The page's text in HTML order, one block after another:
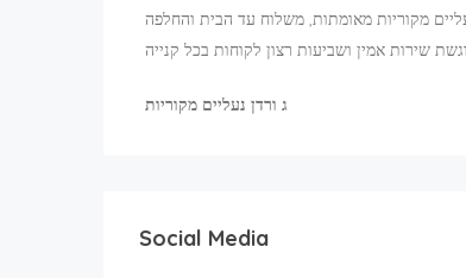
מקוריות מאומתות, משלוח עד הבית והחלפה
ג ורדן נעליים מקוריות
Social Media